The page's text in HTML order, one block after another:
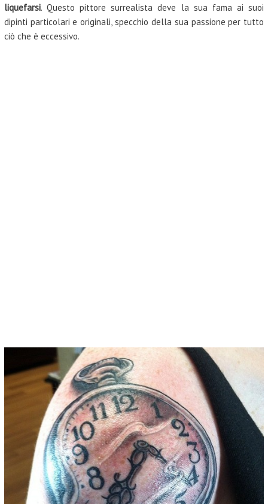
liquefarsi. Questo pittore surrealista deve la sua fama ai suoi
dipinti particolari e originali, specchio della sua passione per tutto
ciò che è eccessivo.